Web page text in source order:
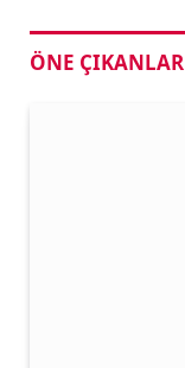
ÖNE ÇIKANLAR